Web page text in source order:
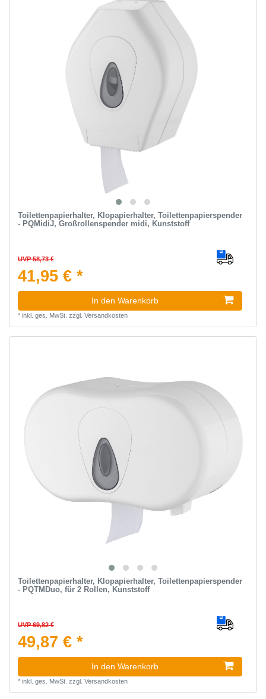
Toilettenpapierhalter, Klopapierhalter, Toilettenpapierspender
- PQMidiJ, Großrollenspender midi, Kunststoff
UVP 58,73 €
41,95 € *
In den Warenkorb
* inkl. ges. MwSt. zzgl. Versandkosten
Toilettenpapierhalter, Klopapierhalter, Toilettenpapierspender
- PQTMDuo, für 2 Rollen, Kunststoff
UVP 69,82 €
49,87 € *
In den Warenkorb
* inkl. ges. MwSt. zzgl. Versandkosten